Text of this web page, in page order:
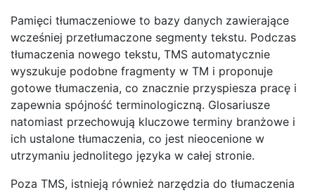
Pamięci tłumaczeniowe to bazy danych zawierające
wcześniej przetłumaczone segmenty tekstu. Podczas
tłumaczenia nowego tekstu, TMS automatycznie
wyszukuje podobne fragmenty w TM i proponuje
gotowe tłumaczenia, co znacznie przyspiesza pracę i
zapewnia spójność terminologiczną. Glosariusze
natomiast przechowują kluczowe terminy branżowe i
ich ustalone tłumaczenia, co jest nieocenione w
utrzymaniu jednolitego języka w całej stronie.
Poza TMS, istnieją również narzędzia do tłumaczenia